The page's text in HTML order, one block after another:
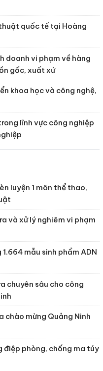
quốc tế tại Hoàng
doanh vi phạm về hàng
gốc, xuất xứ
khoa học và công nghệ,
lĩnh vực công nghiệp
luyện 1 môn thể thao,
và xử lý nghiêm vi phạm
mẫu sinh phẩm ADN
chuyên sâu cho công
chào mừng Quảng Ninh
điệp phòng, chống ma túy